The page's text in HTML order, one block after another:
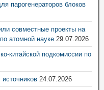
парогенераторов блоков
совместные проекты на
атомной науке 29.07.2026
китайской подкомиссии по
24.07.2026